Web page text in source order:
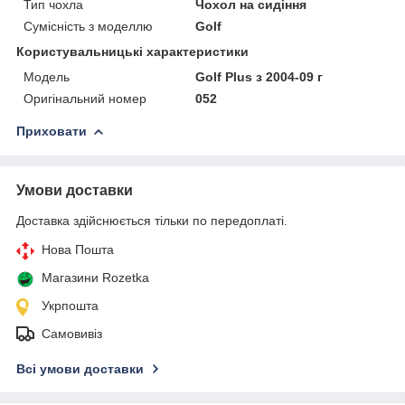
Тип чохла
Чохол на сидіння
Сумісність з моделлю
Golf
Користувальницькі характеристики
Мoдель
Golf Plus з 2004-09 г
Оригінальний номер
052
Приховати
Умови доставки
Доставка здійснюється тільки по передоплаті.
Нова Пошта
Магазини Rozetka
Укрпошта
Самовивіз
Всі умови доставки